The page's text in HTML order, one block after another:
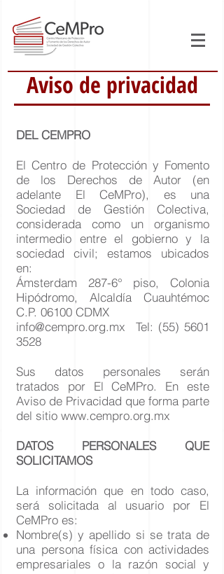
Aviso de privacidad
DEL CEMPRO
El Centro de Protección y Fomento
de los Derechos de Autor (en
adelante El CeMPro), es una
Sociedad de Gestión Colectiva,
considerada como un organismo
intermedio entre el gobierno y la
sociedad civil; estamos ubicados
en:
Ámsterdam 287-6° piso, Colonia
Hipódromo, Alcaldía Cuauhtémoc
C.P. 06100 CDMX
info@cempro.org.mx Tel: (55) 5601
3528
Sus datos personales serán
tratados por El CeMPro. En este
Aviso de Privacidad que forma parte
del sitio www.cempro.org.mx
DATOS PERSONALES QUE
SOLICITAMOS
La información que en todo caso,
será solicitada al usuario por El
CeMPro es:
Nombre(s) y apellido si se trata de
una persona física con actividades
empresariales o la razón social y